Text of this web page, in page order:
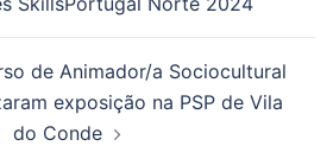
de Animador/a Sociocultural
exposição na PSP de Vila
do Conde